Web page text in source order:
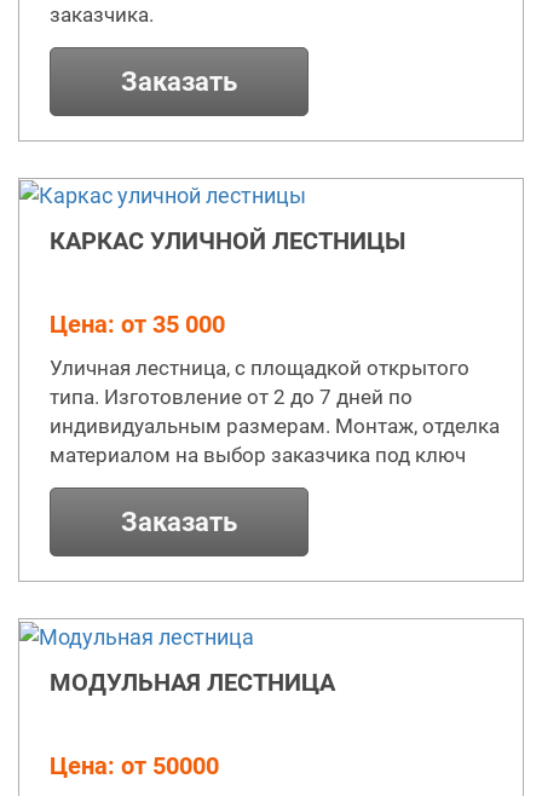
заказчика.
Заказать
КАРКАС УЛИЧНОЙ ЛЕСТНИЦЫ
Цена: от 35 000
Уличная лестница, с площадкой открытого
типа. Изготовление от 2 до 7 дней по
индивидуальным размерам. Монтаж, отделка
материалом на выбор заказчика под ключ
Заказать
МОДУЛЬНАЯ ЛЕСТНИЦА
Цена: от 50000